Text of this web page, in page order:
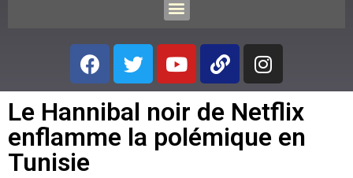
Le Hannibal noir de Netflix
enflamme la polémique en
Tunisie